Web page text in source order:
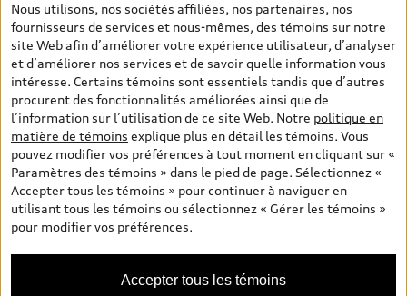
de transport et d’inspection de prélivraison, les taxes
environnementales (pour les véhicules neufs) et les frais
d’administration des concessionnaires. Toutefois, les taxes de
vente sont exclues. Veuillez noter que les prix de l’estimateur de
versements sont des PDSF s’il a été consulté au moyen de l’onglet
Configurateur et prix (à titre indicatif). Toutefois, s’il a été
consulté à partir des pages de recherche de véhicules neufs et
d’occasion, les prix indiqués sont des prix de vente (prix de vente
réels). Sur les pages de renseignements généraux sur les
véhicules, les modèles sont montrés à titre indicatif seulement,
avec des caractéristiques qui peuvent ne pas être offertes sur les
modèles canadiens. Malgré les efforts déployés pour assurer
l’exactitude de ces renseignements, des erreurs peuvent survenir
et la disponibilité peut changer; veuillez donc visiter votre
concessionnaire pour obtenir les détails et les spécifications
actuelles de chaque modèle. Tous droits réservés. Les marques de
Nous utilisons, nos sociétés affiliées, nos partenaires, nos
fournisseurs de services et nous-mêmes, des témoins sur notre
site Web afin d’améliorer votre expérience utilisateur, d’analyser
et d’améliorer nos services et de savoir quelle information vous
intéresse. Certains témoins sont essentiels tandis que d’autres
procurent des fonctionnalités améliorées ainsi que de
l’information sur l’utilisation de ce site Web. Notre politique en
matière de témoins explique plus en détail les témoins. Vous
pouvez modifier vos préférences à tout moment en cliquant sur «
Paramètres des témoins » dans le pied de page. Sélectionnez «
Accepter tous les témoins » pour continuer à naviguer en
utilisant tous les témoins ou sélectionnez « Gérer les témoins »
pour modifier vos préférences.
Accepter tous les témoins